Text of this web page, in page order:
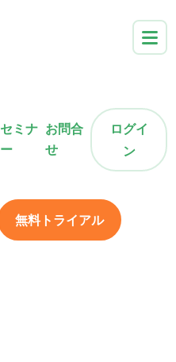
セミナ
ー
お問合
せ
ログイ
ン
無料トライアル